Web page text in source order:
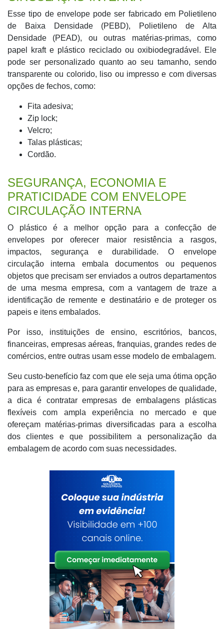
Esse tipo de envelope pode ser fabricado em Polietileno
de Baixa Densidade (PEBD), Polietileno de Alta
Densidade (PEAD), ou outras matérias-primas, como
papel kraft e plástico reciclado ou oxibiodegradável. Ele
pode ser personalizado quanto ao seu tamanho, sendo
transparente ou colorido, liso ou impresso e com diversas
opções de fechos, como:
Fita adesiva;
Zip lock;
Velcro;
Talas plásticas;
Cordão.
SEGURANÇA, ECONOMIA E
PRATICIDADE COM ENVELOPE
CIRCULAÇÃO INTERNA
O plástico é a melhor opção para a confecção de
envelopes por oferecer maior resistência a rasgos,
impactos, segurança e durabilidade. O envelope
circulação interna embala documentos ou pequenos
objetos que precisam ser enviados a outros departamentos
de uma mesma empresa, com a vantagem de traze a
identificação de remente e destinatário e de proteger os
papeis e itens embalados.
Por isso, instituições de ensino, escritórios, bancos,
financeiras, empresas aéreas, franquias, grandes redes de
comércios, entre outras usam esse modelo de embalagem.
Seu custo-benefício faz com que ele seja uma ótima opção
para as empresas e, para garantir envelopes de qualidade,
a dica é contratar empresas de embalagens plásticas
flexíveis com ampla experiência no mercado e que
ofereçam matérias-primas diversificadas para a escolha
dos clientes e que possibilitem a personalização da
embalagem de acordo com suas necessidades.